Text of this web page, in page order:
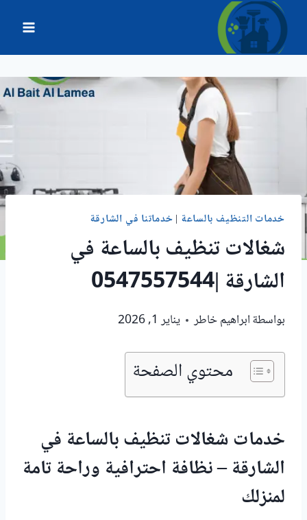
التجاوز
المحتوى
خدمات التنظيف بالساعة |خدماتنا في الشارقة
شغالات تنظيف بالساعة في
الشارقة |0547557544
بواسطةابراهيم خاطر يناير 1, 2026
محتوي الصفحة
خدمات شغالات تنظيف بالساعة في
الشارقة – نظافة احترافية وراحة تامة
لمنزلك